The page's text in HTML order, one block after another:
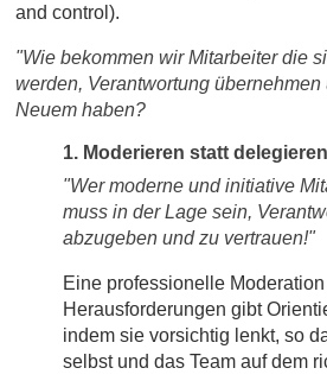
and control).
"Wie bekommen wir Mitarbeiter die
werden, Verantwortung übernehmen
Neuem haben?
1. Moderieren statt delegieren
"Wer moderne und initiative
muss in der Lage sein,
abzugeben und zu vertrauen!"
Eine professionelle
Herausforderungen gibt
indem sie vorsichtig lenkt, so
selbst und das Team auf dem